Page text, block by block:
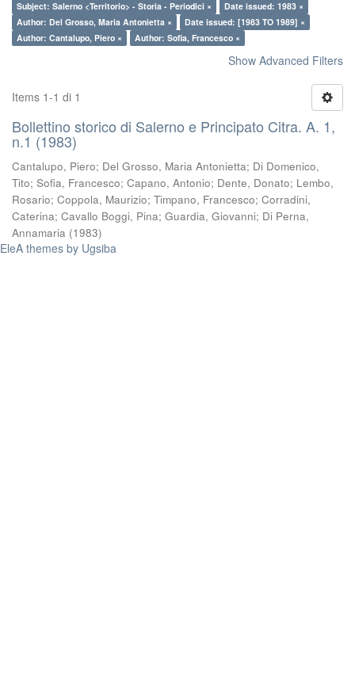
Subject: Salerno <Territorio> - Storia - Periodici ×
Date issued: 1983 ×
Author: Del Grosso, Maria Antonietta ×
Date issued: [1983 TO 1989] ×
Author: Cantalupo, Piero ×
Author: Sofia, Francesco ×
Show Advanced Filters
Items 1-1 di 1
Bollettino storico di Salerno e Principato Citra. A. 1,
n.1 (1983)
Cantalupo, Piero; Del Grosso, Maria Antonietta; Di Domenico,
Tito; Sofia, Francesco; Capano, Antonio; Dente, Donato; Lembo,
Rosario; Coppola, Maurizio; Timpano, Francesco; Corradini,
Caterina; Cavallo Boggi, Pina; Guardia, Giovanni; Di Perna,
Annamaria (1983)
EleA themes by Ugsiba